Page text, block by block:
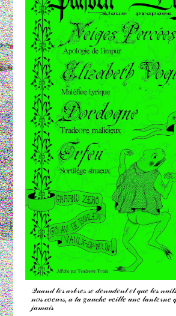
𝒬𝓊𝒶𝓃𝒹 𝓁𝑒𝓈 𝒶𝓇𝒷𝓇𝑒𝓈 𝓈𝑒 𝒹𝑒𝓃𝓊𝒹𝑒𝓃𝓉 𝑒𝓉 𝓆𝓊𝑒 𝓁𝑒𝓈
𝓃𝑜𝓈 𝒸𝑜𝑒𝓊𝓇𝓈, 𝒶 𝓉𝒶 𝑔𝒶𝓊𝒸𝒽𝑒 𝓋𝑒𝒾𝓁𝓁𝑒 𝓊𝓃𝑒 𝓁𝒶𝓃𝓉𝑒𝓇𝓃𝑒
𝒿𝒶𝓂𝒶𝒾𝓈